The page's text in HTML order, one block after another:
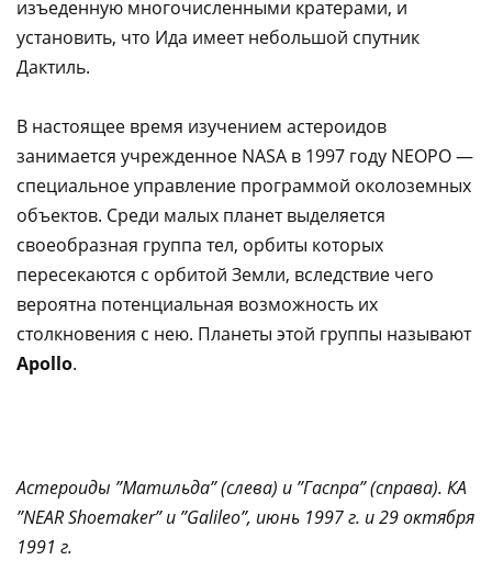
изъеденную многочисленными кратерами, и
установить, что Ида имеет небольшой спутник
Дактиль.
В настоящее время изучением астероидов
занимается учрежденное NASA в 1997 году NEOPO —
специальное управление программой околоземных
объектов. Среди малых планет выделяется
своеобразная группа тел, орбиты которых
пересекаются с орбитой Земли, вследствие чего
вероятна потенциальная возможность их
столкновения с нею. Планеты этой группы называют
Apollo.
Астероиды ”Матильда” (слева) и ”Гаспра” (справа). КА
”NEAR Shoemaker” и ”Galileo”, июнь 1997 г. и 29 октября
1991 г.